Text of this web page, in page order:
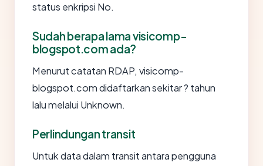
status enkripsi No.
Sudah berapa lama visicomp-
blogspot.com ada?
Menurut catatan RDAP, visicomp-
blogspot.com didaftarkan sekitar ? tahun
lalu melalui Unknown.
Perlindungan transit
Untuk data dalam transit antara pengguna